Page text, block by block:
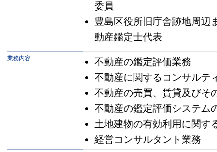
委員
豊島区役所旧庁舎跡地周辺
動産鑑定士代表
業務内容
不動産の鑑定評価業務
不動産に関するコンサルテ
不動産の売買、賃貸及びそ
不動産の鑑定評価システム
土地建物の有効利用に関す
経営コンサルタント業務